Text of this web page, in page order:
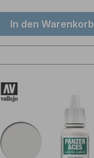
In den Warenkorb